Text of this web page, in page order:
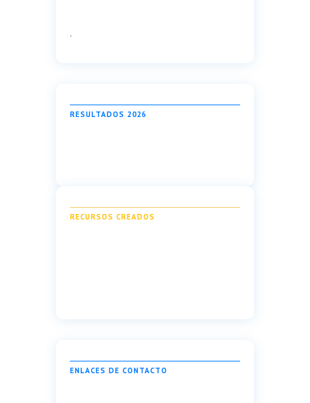
.
RESULTADOS 2026
RECURSOS CREADOS
ENLACES DE CONTACTO